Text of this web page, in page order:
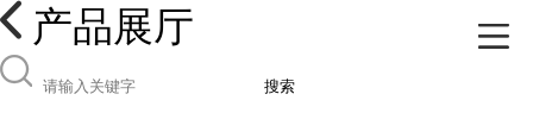
产品展厅
搜索